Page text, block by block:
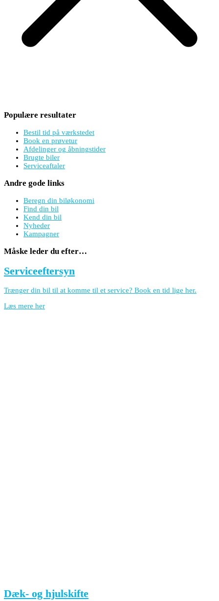
Populære resultater
Bestil tid på værkstedet
Book en prøvetur
Afdelinger og åbningstider
Brugte biler
Serviceaftaler
Andre gode links
Beregn din biløkonomi
Find din bil
Kend din bil
Nyheder
Kampagner
Måske leder du efter…
Serviceeftersyn
Trænger din bil til at komme til et service? Book en tid lige her.
Læs mere her
Dæk- og hjulskifte